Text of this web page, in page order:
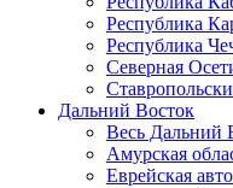
Республика
Республика
Северная
Дальний Восток
Весь Дальний
Амурская
Еврейская